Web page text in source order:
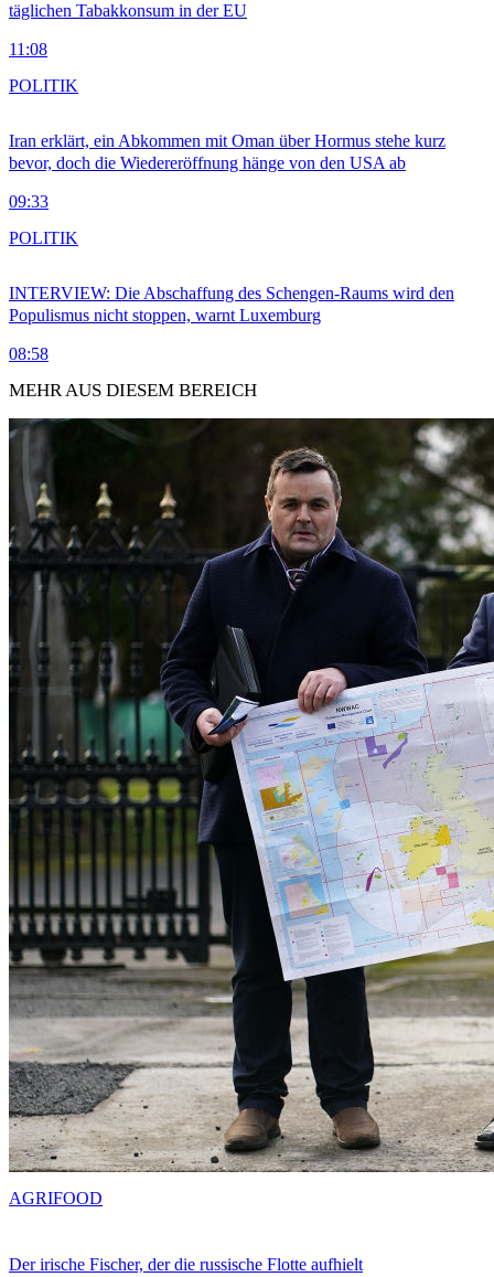
täglichen Tabakkonsum in der EU
11:08
Iran erklärt, ein Abkommen mit Oman über Hormus stehe kurz
bevor, doch die Wiedereröffnung hänge von den USA ab
09:33
POLITIK
INTERVIEW: Die Abschaffung des Schengen-Raums wird den
Populismus nicht stoppen, warnt Luxemburg
08:58
POLITIK
MEHR AUS DIESEM BEREICH
Der irische Fischer, der die russische Flotte aufhielt
AGRIFOOD